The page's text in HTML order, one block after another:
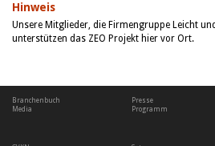
Hinweis
Unsere Mitglieder, die Firmengruppe Leicht
unterstützen das ZEO Projekt hier vor Ort.
Branchenbuch
Media
Presse
Programm